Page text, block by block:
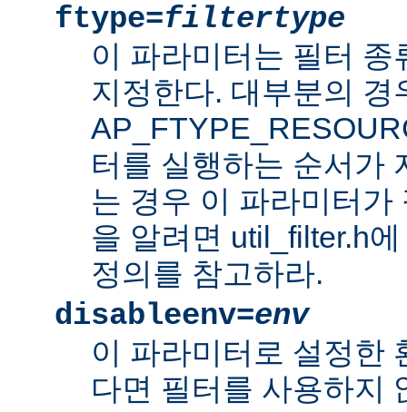
ftype=filtertype
이 파라미터는 필터
지정한다. 대부분의 경
터를 실행하는 순서가
는 경우 이 파라미터가
을 알려면 util_filter.h
정의를 참고하라.
disableenv=env
이 파라미터로 설정한
다면 필터를 사용하지